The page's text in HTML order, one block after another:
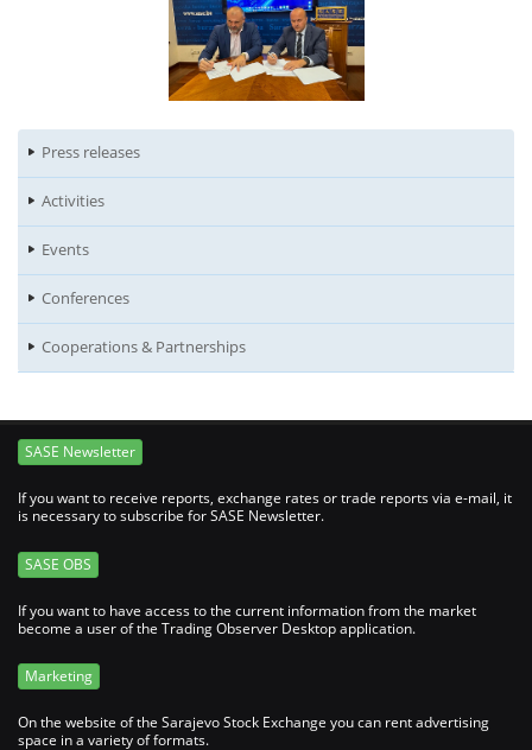
Press releases
Activities
Events
Conferences
Cooperations & Partnerships
SASE Newsletter
If you want to receive reports, exchange rates or trade reports via e-mail, it
is necessary to subscribe for SASE Newsletter.
SASE OBS
If you want to have access to the current information from the market
become a user of the Trading Observer Desktop application.
Marketing
On the website of the Sarajevo Stock Exchange you can rent advertising
space in a variety of formats.